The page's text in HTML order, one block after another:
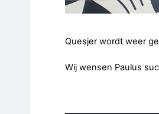
Quesjer wordt weer
Wij wensen Paulus